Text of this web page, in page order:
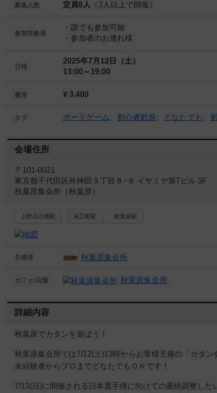
募集人数 定員8人 （3人以上で開催）
参加対象者
・誰でも参加可能
・参加者のお連れ様
日時
2025年7月12日（土）
13:00～19:00
費用 ¥ 3,400
タグ ボードゲーム 初心者歓迎 どなたでも
会場住所
〒101-0021
東京都千代田区外神田３丁目８−６ イサミヤ第7ビル 3F
秋葉原集会所（秋葉原）
上野広小路駅 末広町駅 秋葉原駅
主催者 秋葉原集会所
カフェ/店舗 秋葉原集会所
詳細内容
秋葉原でカタンを遊ぼう！
秋葉原集会所では7/12(土)13時からお客様主催の「カタン
未経験者からプロまでどなたでもＯＫです！
7/13(日)に開催される日本選手権に向けての最終調整し